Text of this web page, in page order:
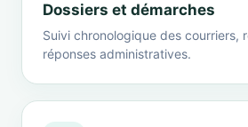
Dossiers et démarches
Suivi chronologique des courriers,
réponses administratives.